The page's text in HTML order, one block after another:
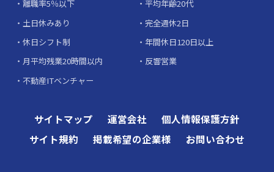
離職率5％以下
平均年齢20代
土日休みあり
完全週休2日
休日シフト制
年間休日120日以上
月平均残業20時間以内
反響営業
不動産ITベンチャー
サイトマップ 運営会社
個人情報保護方針
サイト規約
掲載希望の企業様 お問い合わせ